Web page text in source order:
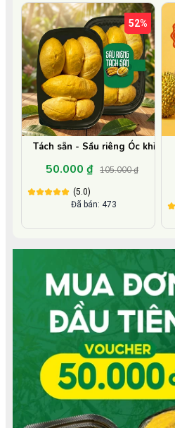
52%
Tách sẵn - Sầu riêng Óc khỉ
50.000 ₫ 105.000 ₫
(5.0)
Đã bán: 473